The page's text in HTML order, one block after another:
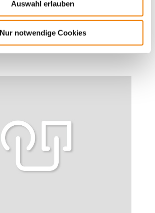
Auswahl erlauben
Nur notwendige Cookies
capacity
the current carrying capacity of busbars